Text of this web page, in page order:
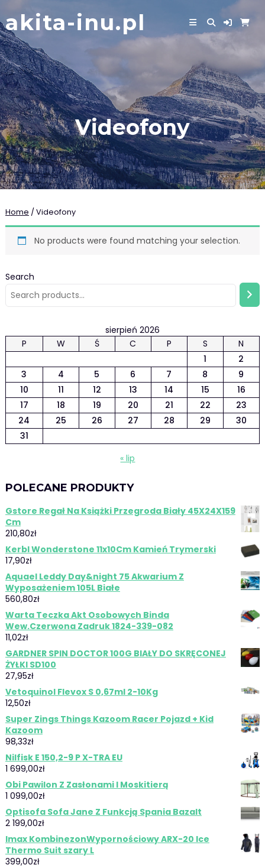
to
content
akita-inu.pl
Videofony
Home / Videofony
No products were found matching your selection.
Search
sierpień 2026
P
W Ś C P S
N
1
2
3
4 5 6 7 8
9
10
11 12 13 14 15
16
17
18 19 20 21 22
23
24
25 26 27 28 29
30
31
« lip
POLECANE PRODUKTY
Gstore Regał Na Książki Przegroda Biały 45X24X159
Cm
210,80zł
Kerbl Wonderstone 11x10Cm Kamień Trymerski
17,90zł
Aquael Leddy Day&night 75 Akwarium Z
Wyposażeniem 105L Białe
560,80zł
Warta Teczka Akt Osobowych Binda
Wew.Czerwona Zadruk 1824-339-082
11,02zł
GARDNER SPIN DOCTOR 100G BIAŁY DO SKRĘCONEJ
ŻYŁKI SD100
27,95zł
Vetoquinol Flevox S 0,67ml 2-10Kg
12,50zł
Super Zings Things Kazoom Racer Pojazd + Kid
Kazoom
98,33zł
Nilfisk E 150,2-9 P X-TRA EU
1 699,00zł
Obi Pawilon Z Zasłonami I Moskitierą
1 099,00zł
Optisofa Sofa Jane Z Funkcją Spania Bazalt
2 199,00zł
Imax KombinezonWypornościowy ARX-20 Ice
Thermo Suit szary L
399,00zł